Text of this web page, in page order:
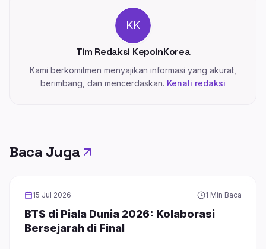
KK
Tim Redaksi KepoinKorea
Kami berkomitmen menyajikan informasi yang akurat,
berimbang, dan mencerdaskan. Kenali redaksi
Baca Juga
BOY GROUP
15 Jul 2026 1 Min Baca
BTS di Piala Dunia 2026: Kolaborasi
Bersejarah di Final